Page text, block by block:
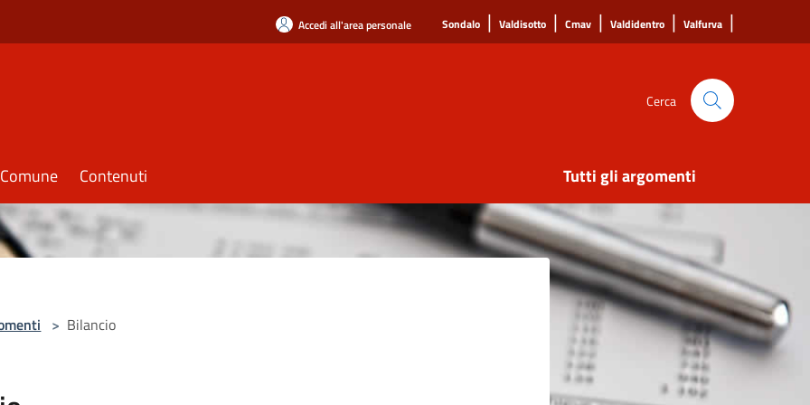
Accedi all'area personale Sondalo | Valdisotto | Cmav | Valdidentro | Valfurva |
Cerca
Contenuti Tutti gli argomenti
> Bilancio